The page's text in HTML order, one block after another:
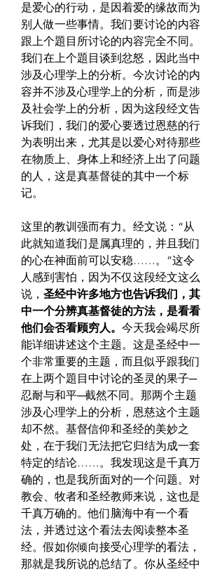
是爱心的行动，是因着爱的缘故而为
别人做一些事情。我们要讨论的内容
跟上个題目所讨论的内容完全不同。
我们在上个題目谈到忿怒，因此当中
涉及心理学上的分析。今次讨论的内
容并不涉及心理学上的分析，而是涉
及社会学上的分析，因为这段经文告
诉我们，我们的爱心要透过恩慈的行
为表明出来，尤其是以爱心对待那些
在物质上、身体上和经济上出了问题
的人，这是真基督徒的其中一个标
记。
这里的教训强而有力。经文说：“从
此就知道我们是属真理的，并且我们
的心在神面前可以安稳……。”这令
人感到害怕，因为不仅这段经文这么
说， 圣经中许多地方也告诉我们，其
中一个分辨真基督徒的方法，是看看
他们会否看顾穷人。 今天我会竭尽所
能详细讲述这个主题。这是圣经中一
个非常重要的主题，而且似乎跟我们
在上两个題目中讨论的圣灵的果子─
忍耐与和平─截然不同。那两个主题
涉及心理学上的分析，恩慈这个主题
却不然。基督信仰和圣经的美妙之
处，在于我们无法把它归结为成一套
特定的结论……。我发现这是千真万
确的，也是我所面对的一个问题。对
教会、牧者和圣经教师来说，这也是
千真万确的。他们脑海中有一个看
法，并透过这个看法去阅读整本圣
经。假如你倾向接受心理学的看法，
那就是我所说的总结了。你从圣经中